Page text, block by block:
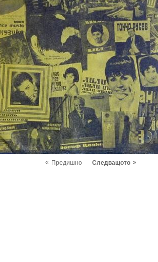
« Предишно Следващото »